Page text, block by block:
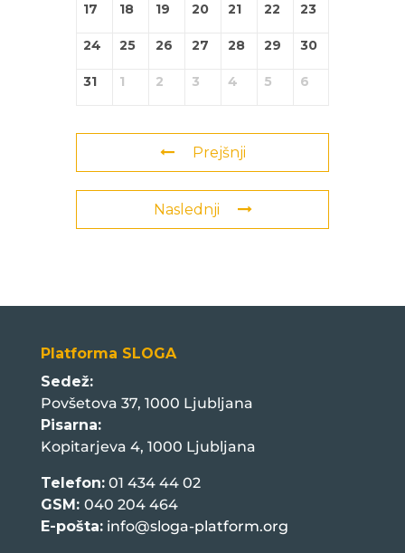
17 18 19 20 21 22 23
24 25 26 27 28 29 30
31 1 2 3 4 5 6
Prejšnji
Naslednji
Platforma SLOGA
Sedež:
Povšetova 37, 1000 Ljubljana
Pisarna:
Kopitarjeva 4, 1000 Ljubljana
Telefon:01 434 44 02
GSM: 040 204 464
E-pošta: info@sloga-platform.org